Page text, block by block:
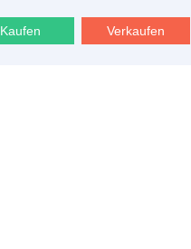
Kaufen Verkaufen